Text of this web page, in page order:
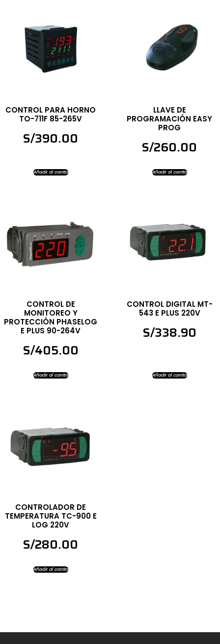
CONTROL PARA HORNO
TO-711F 85-265V
S/390.00
Añadir al carrito
LLAVE DE
PROGRAMACIÓN EASY
PROG
S/260.00
Añadir al carrito
CONTROL DE
MONITOREO Y
PROTECCIÓN PHASELOG
E PLUS 90-264V
S/405.00
Añadir al carrito
CONTROL DIGITAL MT-
543 E PLUS 220V
S/338.90
Añadir al carrito
CONTROLADOR DE
TEMPERATURA TC-900 E
LOG 220V
S/280.00
Añadir al carrito